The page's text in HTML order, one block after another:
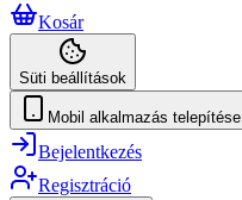
Kosár
Süti beállítások
Mobil alkalmazás telepítése
Bejelentkezés
Regisztráció